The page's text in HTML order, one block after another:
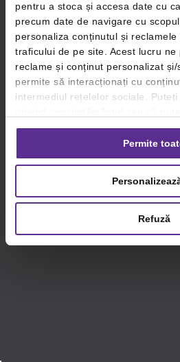
pentru a stoca și accesa date cu
precum date de navigare cu
personaliza conținutul și
traficului de pe site. Acest lucru ne
reclame și conținut personalizat
permite să interacționați cu
intermediul rețelelor sociale.
consimțământul oricând, făcând
setările dvs. de cookie-uri.
privind utilizarea modulelor
Permite
Refuză